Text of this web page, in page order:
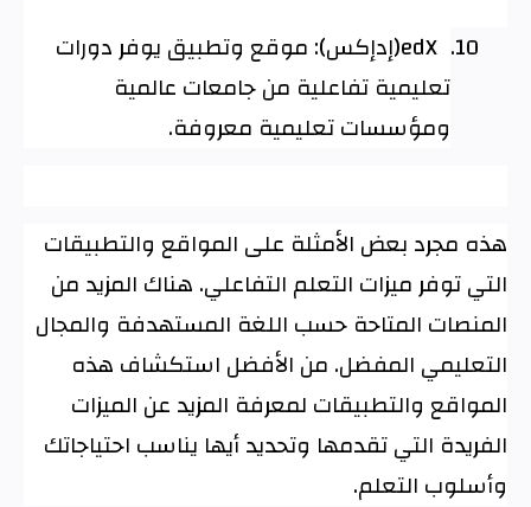
10.
edX(إدإكس): موقع وتطبيق يوفر دورات
تعليمية تفاعلية من جامعات عالمية
ومؤسسات تعليمية معروفة.
هذه مجرد بعض الأمثلة على المواقع والتطبيقات
التي توفر ميزات التعلم التفاعلي. هناك المزيد من
المنصات المتاحة حسب اللغة المستهدفة والمجال
التعليمي المفضل. من الأفضل استكشاف هذه
المواقع والتطبيقات لمعرفة المزيد عن الميزات
الفريدة التي تقدمها وتحديد أيها يناسب احتياجاتك
وأسلوب التعلم.